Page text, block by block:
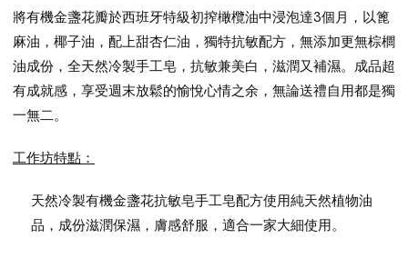
將有機金盞花瓣於西班牙特級初搾橄欖油中浸泡達3個月，以篦
麻油，椰子油，配上甜杏仁油，獨特抗敏配方，無添加更無棕櫚
油成份，全天然冷製手工皂，抗敏兼美白，滋潤又補濕。成品超
有成就感，享受週末放鬆的愉悅心情之余，無論送禮自用都是獨
一無二。
工作坊特點：
天然冷製有機金盞花抗敏皂手工皂配方使用純天然植物油
品，成份滋潤保濕，膚感舒服，適合一家大細使用。